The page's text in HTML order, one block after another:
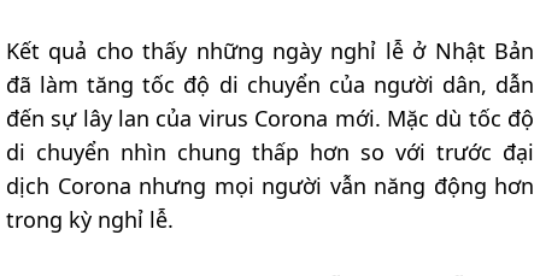
Kết quả cho thấy những ngày nghỉ lễ ở Nhật Bản
đã làm tăng tốc độ di chuyển của người dân, dẫn
đến sự lây lan của virus Corona mới. Mặc dù tốc độ
di chuyển nhìn chung thấp hơn so với trước đại
dịch Corona nhưng mọi người vẫn năng động hơn
trong kỳ nghỉ lễ.